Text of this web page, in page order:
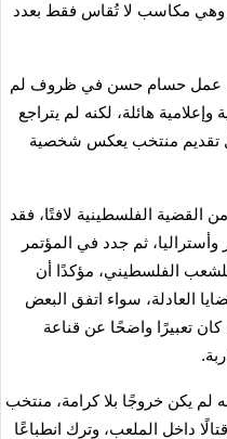
مكاسب لا تُقاس فقط بعدد
عمل حسام حسن في ظروف لم
هائلة، لكنه لم يتراجع
تقديم منتخب يعكس شخصية
القضية الفلسطينية لافتًا، فقد
ثم جدد في المؤتمر
الفلسطيني، مؤكدًا أن
العادلة، سواء اتفق البعض
تعبيرًا واضحًا عن قناعة
.
لم يكن خروجًا بلا كرامة، منتخب
داخل الملعب، وترك انطباعًا